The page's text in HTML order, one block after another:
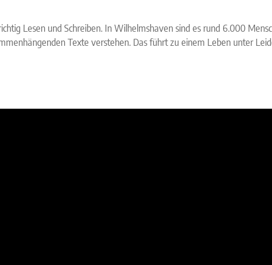
Lesen und Schreiben. In Wilhelmshaven sind es rund 6.000
Texte verstehen. Das führt zu einem Leben unter